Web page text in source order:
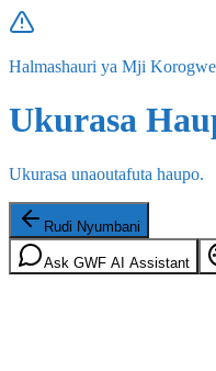
Halmashauri ya Mji Korogwe
Ukurasa
Ukurasa unaoutafuta haupo.
Rudi Nyumbani
Ask GWF AI Assistant